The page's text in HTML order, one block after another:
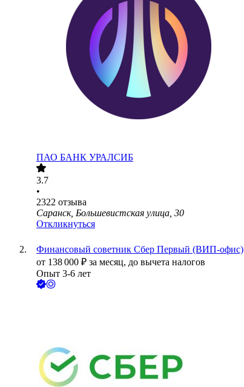
ПАО БАНК УРАЛСИБ
3.7
•
2322 отзыва
Саранск, Большевистская улица, 30
Откликнуться
Финансовый советник Сбер Первый (ВИП-офис)
от 138 000 ₽ за месяц, до вычета налогов
Опыт 3-6 лет